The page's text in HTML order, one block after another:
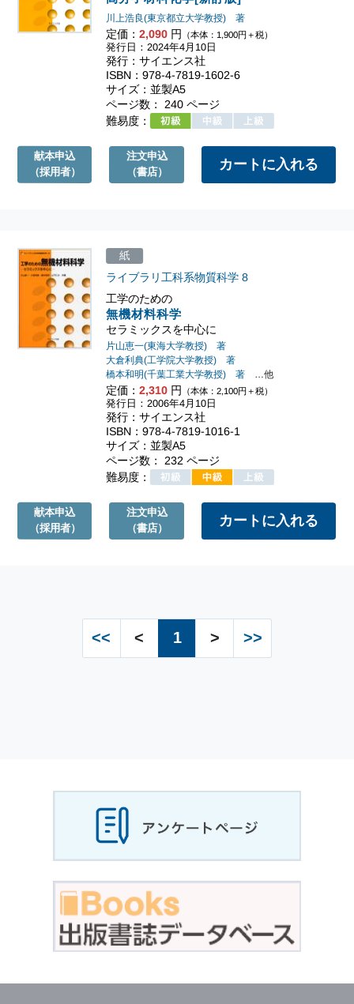
川上浩良(東京都立大学教授) 著
定価：2,090 円 （本体：1,900円＋税）
発行日：2024年4月10日
発行：サイエンス社
ISBN：978-4-7819-1602-6
サイズ：並製A5
ページ数： 240 ページ
難易度：
献本申込
（採用者）
注文申込
（書店）
工学のための
無機材料科学
セラミックスを中心に
ライブラリ工科系物質科学 8
片山恵一(東海大学教授) 著
大倉利典(工学院大学教授) 著
橋本和明(千葉工業大学教授) 著 …他
定価：2,310 円 （本体：2,100円＋税）
紙
発行日：2006年4月10日
発行：サイエンス社
ISBN：978-4-7819-1016-1
サイズ：並製A5
ページ数： 232 ページ
難易度：
献本申込
（採用者）
注文申込
（書店）
<< < 1 > >>